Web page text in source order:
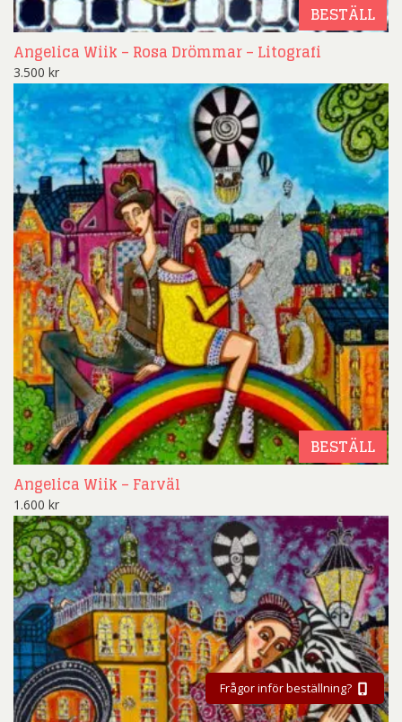
BESTÄLL
Angelica Wiik – Rosa Drömmar – Litografi
3.500 kr
BESTÄLL
Angelica Wiik – Farväl
1.600 kr
Frågor inför beställning?